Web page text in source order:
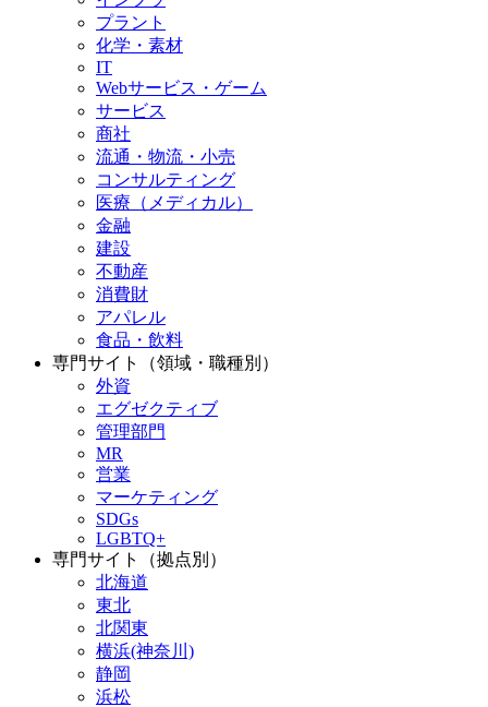
プラント
化学・素材
IT
Webサービス・ゲーム
サービス
商社
流通・物流・小売
コンサルティング
医療（メディカル）
金融
建設
不動産
消費財
アパレル
食品・飲料
専門サイト（領域・職種別）
外資
エグゼクティブ
管理部門
MR
営業
マーケティング
SDGs
LGBTQ+
専門サイト（拠点別）
北海道
東北
北関東
横浜(神奈川)
静岡
浜松